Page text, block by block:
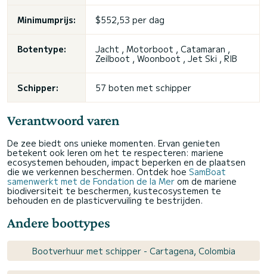
Minimumprijs: $552,53 per dag
Botentype:
Jacht , Motorboot , Catamaran ,
Zeilboot , Woonboot , Jet Ski , RIB
Schipper: 57 boten met schipper
Verantwoord varen
De zee biedt ons unieke momenten. Ervan genieten
betekent ook leren om het te respecteren: mariene
ecosystemen behouden, impact beperken en de plaatsen
die we verkennen beschermen. Ontdek hoe SamBoat
samenwerkt met de Fondation de la Mer om de mariene
biodiversiteit te beschermen, kustecosystemen te
behouden en de plasticvervuiling te bestrijden.
Andere boottypes
Bootverhuur met schipper - Cartagena, Colombia